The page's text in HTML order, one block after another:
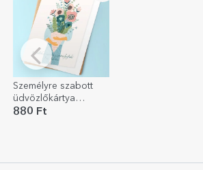
Személyre szabott
üdvözlőkártya
szöveggel - Egy
880 Ft